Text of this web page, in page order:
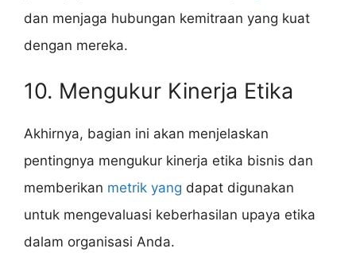
dan menjaga hubungan kemitraan yang kuat
dengan mereka.
10. Mengukur Kinerja Etika
Akhirnya, bagian ini akan menjelaskan
pentingnya mengukur kinerja etika bisnis dan
memberikan metrik yang dapat digunakan
untuk mengevaluasi keberhasilan upaya etika
dalam organisasi Anda.